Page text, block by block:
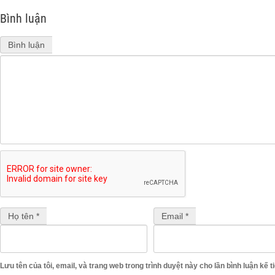
Bình luận
Bình luận
Họ tên * Email *
Lưu tên của tôi, email, và trang web trong trình duyệt này cho lần bình luận kế